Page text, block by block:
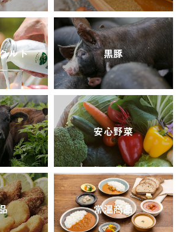
ルト 黒豚
安心野菜
常温商品